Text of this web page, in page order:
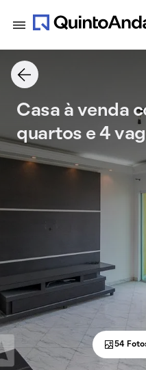
Casa à venda
quartos e 4
54